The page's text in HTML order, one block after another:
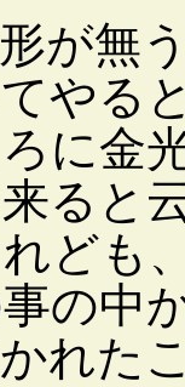
が無
やる
に金
ると
ども
の中
れた